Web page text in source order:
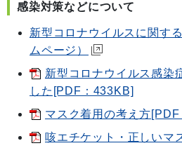
感染対策などについて
新型コロナウイルスに関す
ムページ）
新型コロナウイルス感染
した[PDF：433KB]
マスク着用の考え方
咳エチケット・正しいマ